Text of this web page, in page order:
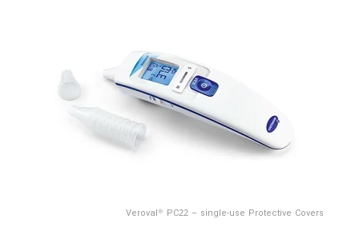
Veroval® PC22 – single-use Protective Covers